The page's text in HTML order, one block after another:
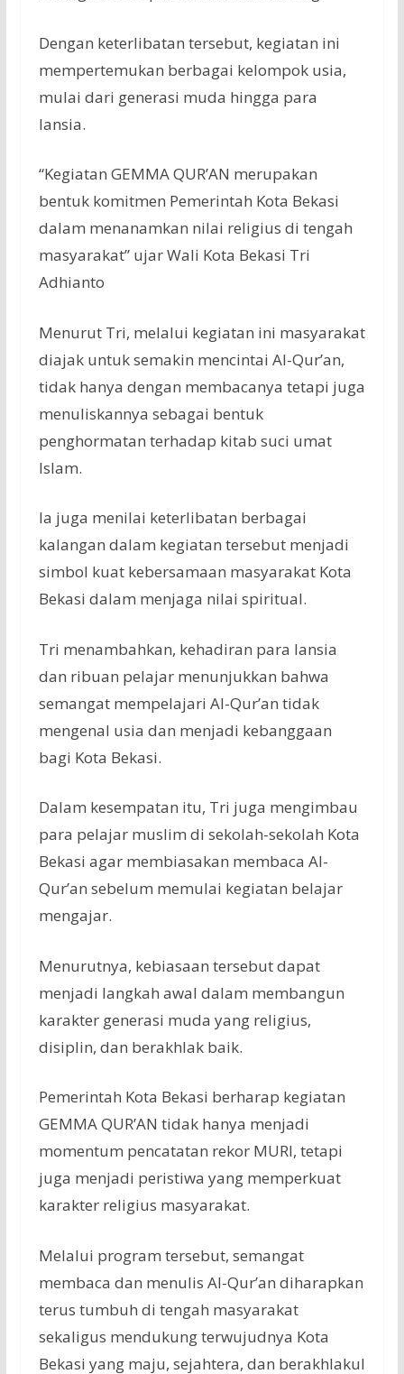
Dengan keterlibatan tersebut, kegiatan ini
mempertemukan berbagai kelompok usia,
mulai dari generasi muda hingga para
lansia.
“Kegiatan GEMMA QUR’AN merupakan
bentuk komitmen Pemerintah Kota Bekasi
dalam menanamkan nilai religius di tengah
masyarakat” ujar Wali Kota Bekasi Tri
Adhianto
Menurut Tri, melalui kegiatan ini masyarakat
diajak untuk semakin mencintai Al-Qur’an,
tidak hanya dengan membacanya tetapi juga
menuliskannya sebagai bentuk
penghormatan terhadap kitab suci umat
Islam.
Ia juga menilai keterlibatan berbagai
kalangan dalam kegiatan tersebut menjadi
simbol kuat kebersamaan masyarakat Kota
Bekasi dalam menjaga nilai spiritual.
Tri menambahkan, kehadiran para lansia
dan ribuan pelajar menunjukkan bahwa
semangat mempelajari Al-Qur’an tidak
mengenal usia dan menjadi kebanggaan
bagi Kota Bekasi.
Dalam kesempatan itu, Tri juga mengimbau
para pelajar muslim di sekolah-sekolah Kota
Bekasi agar membiasakan membaca Al-
Qur’an sebelum memulai kegiatan belajar
mengajar.
Menurutnya, kebiasaan tersebut dapat
menjadi langkah awal dalam membangun
karakter generasi muda yang religius,
disiplin, dan berakhlak baik.
Pemerintah Kota Bekasi berharap kegiatan
GEMMA QUR’AN tidak hanya menjadi
momentum pencatatan rekor MURI, tetapi
juga menjadi peristiwa yang memperkuat
karakter religius masyarakat.
Melalui program tersebut, semangat
membaca dan menulis Al-Qur’an diharapkan
terus tumbuh di tengah masyarakat
sekaligus mendukung terwujudnya Kota
Bekasi yang maju, sejahtera, dan berakhlakul